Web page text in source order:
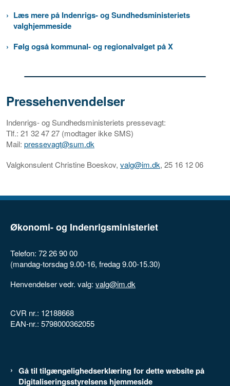
Læs mere på Indenrigs- og Sundhedsministeriets
valghjemmeside
Følg også kommunal- og regionalvalget på X
Pressehenvendelser
Indenrigs- og Sundhedsministeriets pressevagt:
Tlf.: 21 32 47 27 (modtager ikke SMS)
Mail: pressevagt@sum.dk
Valgkonsulent Christine Boeskov, valg@im.dk, 25 16 12 06
Økonomi- og Indenrigsministeriet
Telefon: 72 26 90 00
(mandag-torsdag 9.00-16, fredag 9.00-15.30)
Henvendelser vedr. valg: valg@im.dk
CVR nr.: 12188668
EAN-nr.: 5798000362055
Gå til tilgængelighedserklæring for dette website på
Digitaliseringsstyrelsens hjemmeside